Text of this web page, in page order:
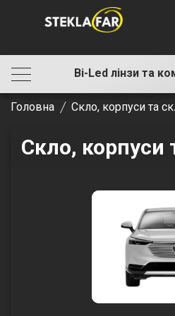
Bi-Led лінзи та
Головна Скло, корпуси та
Скло, корпуси